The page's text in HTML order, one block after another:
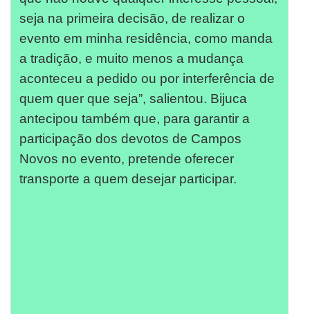
seja na primeira decisão, de realizar o
evento em minha residência, como manda
a tradição, e muito menos a mudança
aconteceu a pedido ou por interferência de
quem quer que seja”, salientou. Bijuca
antecipou também que, para garantir a
participação dos devotos de Campos
Novos no evento, pretende oferecer
transporte a quem desejar participar.